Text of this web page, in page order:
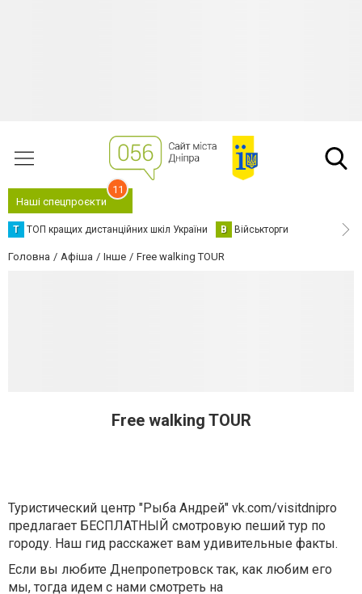
Наші спецпроєкти
11
Т ТОП кращих дистанційних шкіл України В Військторги
Головна Афіша Інше Free walking TOUR
Free walking TOUR
Туристический центр "Рыба Андрей" vk.com/visitdnipro
предлагает БЕСПЛАТНЫЙ смотровую пеший тур по
городу. Наш гид расскажет вам удивительные факты.
Если вы любите Днепропетровск так, как любим его
мы, тогда идем с нами смотреть на